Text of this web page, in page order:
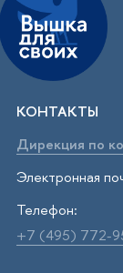
КОНТАКТЫ
Дирекция по
Электронная
Телефон:
+7 (495) 772-